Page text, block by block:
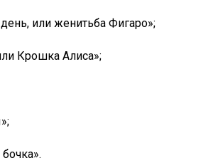
или женитьба Фигаро»;
Крошка Алиса»;